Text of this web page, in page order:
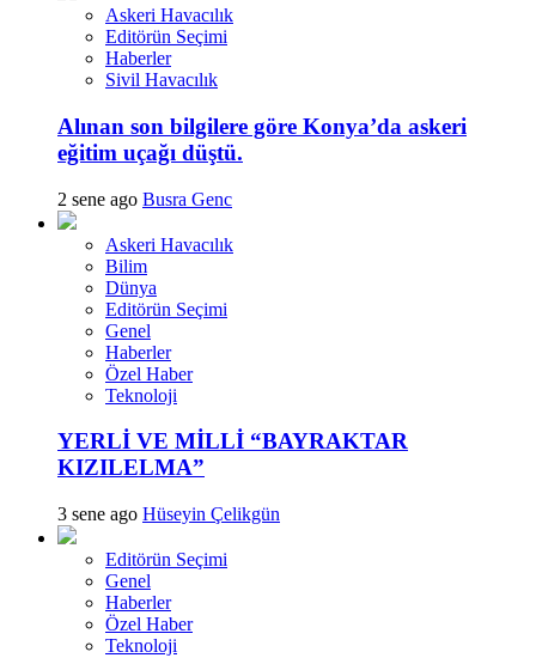
Askeri Havacılık
Editörün Seçimi
Haberler
Sivil Havacılık
Alınan son bilgilere göre Konya’da askeri
eğitim uçağı düştü.
2 sene ago Busra Genc
Askeri Havacılık
Bilim
Dünya
Editörün Seçimi
Genel
Haberler
Özel Haber
Teknoloji
YERLİ VE MİLLİ “BAYRAKTAR
KIZILELMA”
3 sene ago Hüseyin Çelikgün
Editörün Seçimi
Genel
Haberler
Özel Haber
Teknoloji